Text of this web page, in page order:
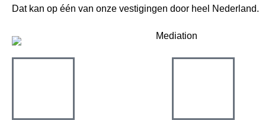
Dat kan op één van onze vestigingen door heel Nederland.